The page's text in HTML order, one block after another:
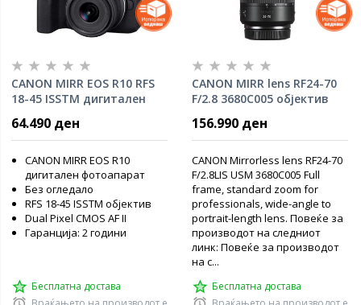
CANON MIRR EOS R10 RFS
18-45 ISSTM дигитален
64.490 ден
CANON MIRR EOS R10
дигитален фотоапарат
Без огледало
RFS 18-45 ISSTM објектив
Dual Pixel CMOS AF II
Гаранција: 2 години
Бесплатна достава
CANON MIRR lens RF24-70
F/2.8 3680C005 објектив
156.990 ден
CANON Mirrorless lens RF24-70
F/2.8LIS USM 3680C005 Full
frame, standard zoom for
professionals, wide-angle to
portrait-length lens. Повеќе за
производот на следниот
линк: Повеќе за производот
на с...
Бесплатна достава